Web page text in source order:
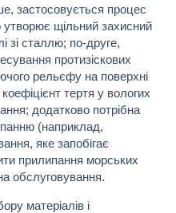
застосовується процес
утворює щільний захисний
зі сталлю; по-друге,
протизіскових
рельєфу на поверхні
тертя у вологих
додатково потрібна
(наприклад,
яке запобігає
прилипання морських
обслуговування.
матеріалів і